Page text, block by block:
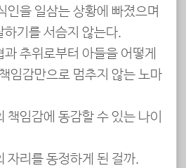
인을 일삼는 상황에 빠졌으며
기를 서슴지 않는다.
추위로부터 아들을 어떻게
임감만으로 멈추지 않는 노마
책임감에 동감할 수 있는 나이
자리를 동정하게 된 걸까.